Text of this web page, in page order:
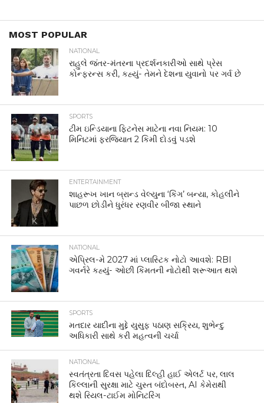
MOST POPULAR
NATIONAL
રાહુલે જંતર-મંતરના પ્રદર્શનકારીઓ સાથે પ્રેસ
કોન્ફરન્સ કરી, કહ્યું- તેમને દેશના યુવાનો પર ગર્વ છે
SPORTS
ટીમ ઇન્ડિયાના ફિટનેસ માટેના નવા નિયમ: 10
મિનિટમાં ફરજિયાત 2 કિમી દોડવું પડશે
ENTERTAINMENT
શાહરૂખ ખાન બ્રાન્ડ વેલ્યુના ‘કિંગ’ બન્યા, કોહલીને
પાછળ છોડીને ધુરંધર રણવીર બીજા સ્થાને
NATIONAL
એપ્રિલ-મે 2027 માં પ્લાસ્ટિક નોટો આવશે: RBI
ગવર્નરે કહ્યું- ઓછી કિંમતની નોટોથી શરૂઆત થશે
SPORTS
મતદાર યાદીના મુદ્દે યુસુફ પઠાણ સક્રિય, શુભેન્દુ
અધિકારી સાથે કરી મહત્વની ચર્ચા
NATIONAL
સ્વતંત્રતા દિવસ પહેલા દિલ્હી હાઈ એલર્ટ પર, લાલ
કિલ્લાની સુરક્ષા માટે ચુસ્ત બંદોબસ્ત, AI કેમેરાથી
થશે રિયલ-ટાઈમ મોનિટરિંગ